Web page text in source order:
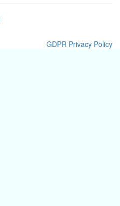
GDPR Privacy Policy